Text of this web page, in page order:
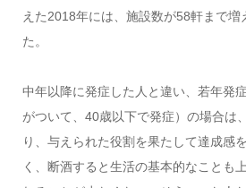
えた2018年には、施設数が58軒まで
た。
中年以降に発症した人と違い、若年発
がついて、40歳以下で発症）の場合は
り、与えられた役割を果たして達成感
く、断酒すると生活の基本的なことも